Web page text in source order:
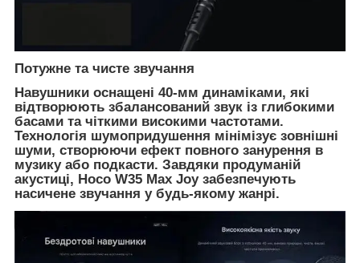
Потужне та чисте звучання
Навушники оснащені 40-мм динаміками, які
відтворюють збалансований звук із глибокими
басами та чіткими високими частотами.
Технологія шумопридушення мінімізує зовнішні
шуми, створюючи ефект повного занурення в
музику або подкасти. Завдяки продуманій
акустиці, Hoco W35 Max Joy забезпечують
насичене звучання у будь-якому жанрі.